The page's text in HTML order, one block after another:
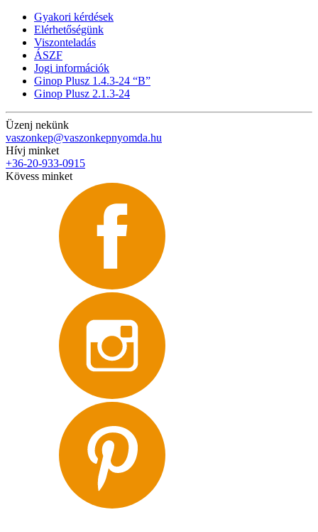
Gyakori kérdések
Elérhetőségünk
Viszonteladás
ÁSZF
Jogi információk
Ginop Plusz 1.4.3-24 “B”
Ginop Plusz 2.1.3-24
Üzenj nekünk
vaszonkep@vaszonkepnyomda.hu
Hívj minket
+36-20-933-0915
Kövess minket